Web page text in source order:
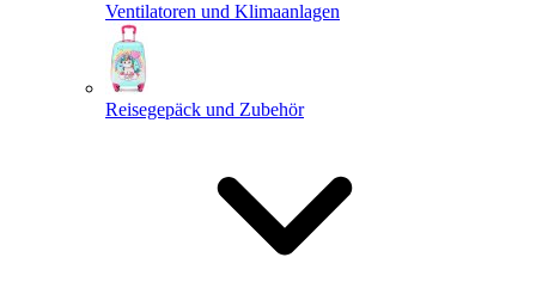
Ventilatoren und Klimaanlagen
Reisegepäck und Zubehör